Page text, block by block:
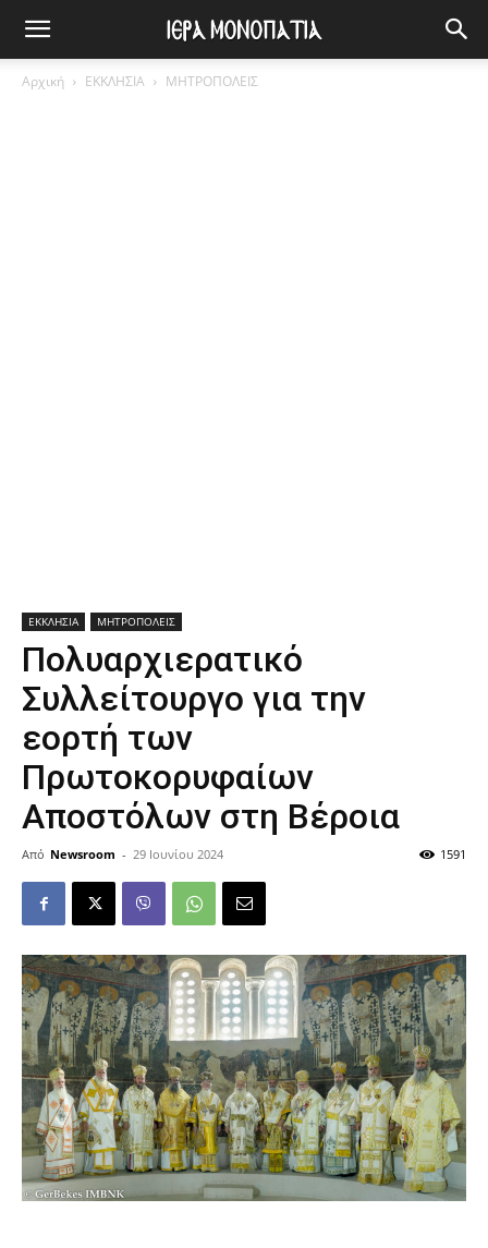
Αρχική ΕΚΚΛΗΣΙΑ ΜΗΤΡΟΠΟΛΕΙΣ
ΕΚΚΛΗΣΙΑ ΜΗΤΡΟΠΟΛΕΙΣ
Πολυαρχιερατικό
Συλλείτουργο για την
εορτή των
Πρωτοκορυφαίων
Αποστόλων στη Βέροια
Από Newsroom - 29 Ιουνίου 2024 1591